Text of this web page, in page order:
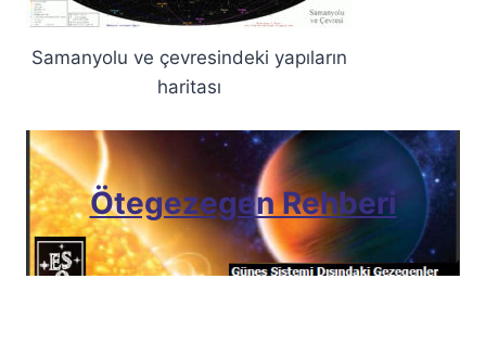
Samanyolu ve çevresindeki yapıların
haritası
Ötegezegen Rehberi